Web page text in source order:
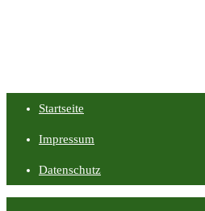
Startseite
Impressum
Datenschutz